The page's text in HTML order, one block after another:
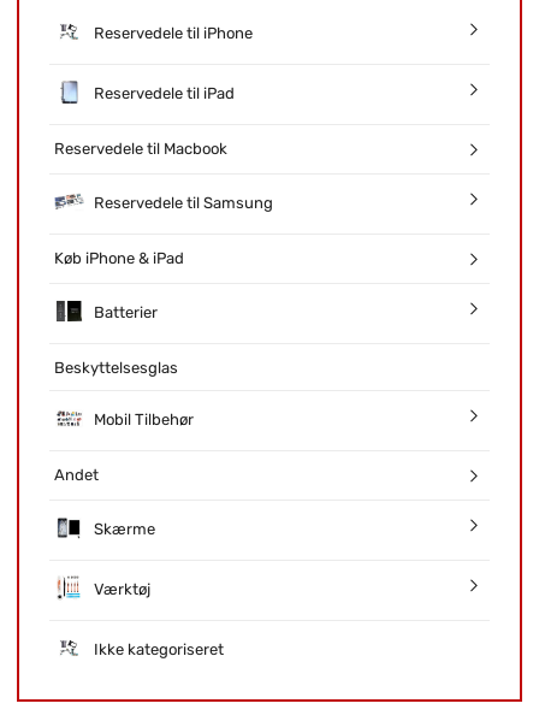
Reservedele til iPhone
Reservedele til iPad
Reservedele til Macbook
Reservedele til Samsung
Køb iPhone & iPad
Batterier
Beskyttelsesglas
Mobil Tilbehør
Andet
Skærme
Værktøj
Ikke kategoriseret